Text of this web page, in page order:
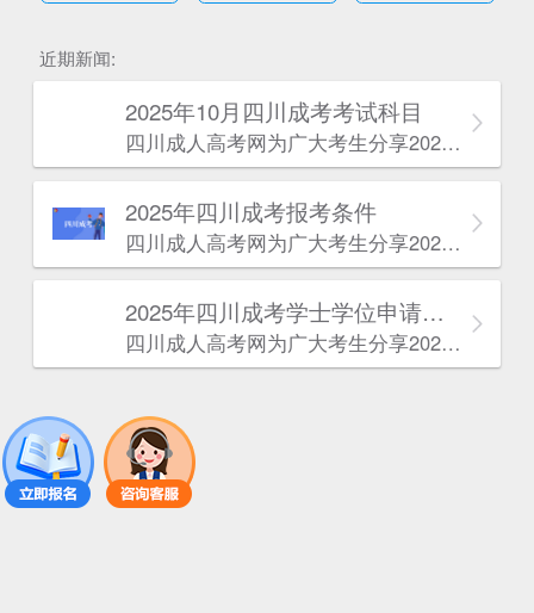
近期新闻:
2025年10月四川成考考试科目
四川成人高考网​为广大考生分享2025年10月四川成考考试科目。为广大在职人员和社会人士提供学历提升的机会。更多四川成考考试信息，欢迎在线访问四川成人高考网。
2025年‌‌‌‌四川成考报考条件
四川成人高考网​为广大考生分享2025年‌‌‌‌四川成考报考条件。为广大在职人员和社会人士提供学历提升的机会。更多四川成考考试信息，欢迎在线访问四川成人高考网。
2025年‌‌‌‌四川成考学士学位申请条件
四川成人高考网​为广大考生分享2025年‌‌‌‌四川成考学士学位申请条件。为广大在职人员和社会人士提供学历提升的机会。更多四川成考考试信息，欢迎在线访问四川成人高考网。